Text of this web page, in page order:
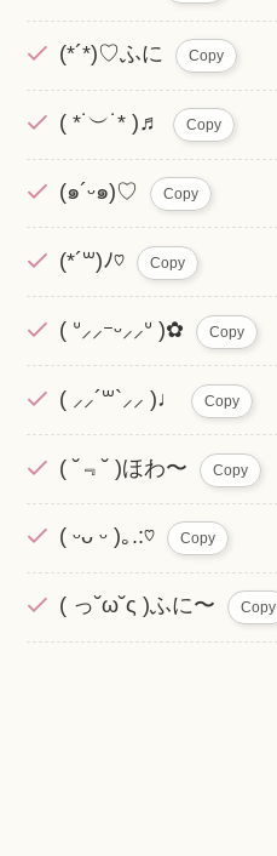
(*´*)♡ふに Copy
( *˙︶˙* )♬ Copy
(๑´ᵕ๑)♡ Copy
(*´꒳)ﾉ♡ Copy
( ᐡ⸝⸝ｰᵕ⸝⸝ᐡ )✿ Copy
( ⸝⸝´꒳`⸝⸝ )♩ Copy
( ˘﹃˘ )ほわ〜 Copy
( ᵕᴗ ᵕ )｡.:♡ Copy
( っ˘ω˘ς )ふに〜 Copy